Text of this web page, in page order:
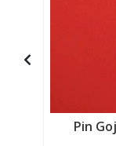
Pin